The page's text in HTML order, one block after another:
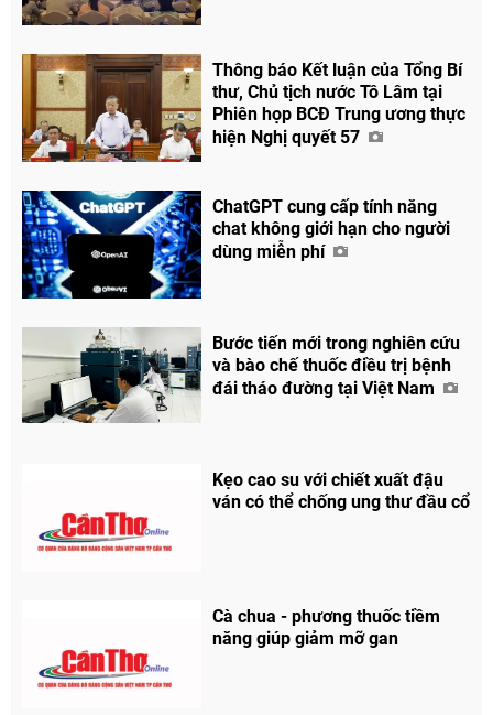
Thông báo Kết luận của Tổng Bí
thư, Chủ tịch nước Tô Lâm tại
Phiên họp BCĐ Trung ương thực
hiện Nghị quyết 57
ChatGPT cung cấp tính năng
chat không giới hạn cho người
dùng miễn phí
Bước tiến mới trong nghiên cứu
và bào chế thuốc điều trị bệnh
đái tháo đường tại Việt Nam
Kẹo cao su với chiết xuất đậu
ván có thể chống ung thư đầu cổ
Cà chua - phương thuốc tiềm
năng giúp giảm mỡ gan